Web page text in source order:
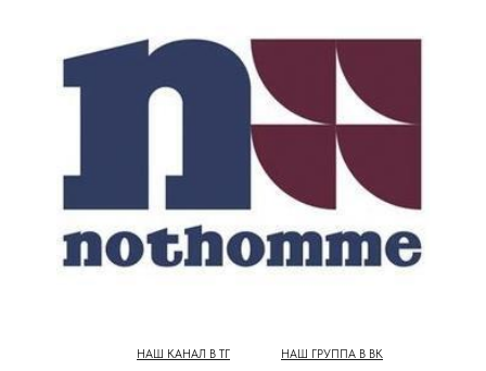
НАШ ГРУППА В ВК
НАШ КАНАЛ В ТГ